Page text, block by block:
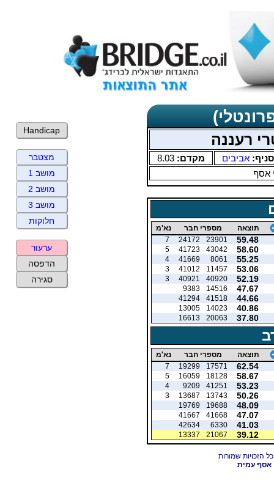
רעננה
סניף: אביבים מקדם: 8.03
אסף
תוצאה מספרי חבר נא'מ
59.48
23901
24172
7
58.60
43042
41723
5
55.25
8061
41669
4
53.06
11457
41012
3
52.19
40920
40921
3
47.67
14516
9383
44.66
41518
41294
40.86
14023
13005
37.80
20063
16613
תוצאה מספרי חבר נא'מ
62.54
17571
19299
7
58.67
18128
16059
5
53.23
41251
9209
4
50.26
13743
13687
3
48.09
19688
19769
47.07
41668
41667
41.03
6330
42634
39.12
21067
13337
אסף עמית
Handicap
מצטבר
מושב 1
מושב 2
מושב 3
חלוקות
ערעור
הדפסה
סגירה